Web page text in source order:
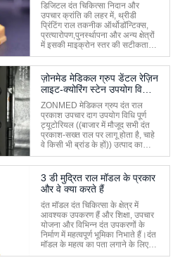
डिजिटल दंत चिकित्सा निदान और
उपचार क्रांति की लहर में, थ्रीडी
प्रिंटिंग राल तकनीक ऑर्थोडॉन्टिक्स,
प्रत्यारोपण,पुनर्स्थापना और अन्य क्षेत्रों
में इसकी माइक्रोन स्तर की सटीकता के
कारण, जैव संगतता और तेजी से
प्रोटोटाइप बनाने की क्षमता।इस लेख में
दंत चिकित्सा 3 डी प्रिंटिंग राल की
प्रक्रिया विशेषताओं और ...
ज़ोनमेड मेडिकल ग्रुप डेंटल रेज़िन
लाइट-क्योरिंग स्टेन उपयोग विधि
पूर्ण ट्यूटोरियल
ZONMED मेडिकल ग्रुप दंत राल
प्रकाश उपचार दाग उपयोग विधि पूर्ण
ट्यूटोरियल ((बाजार में मौजूद सभी दंत
प्रकाश-सख्त राल पर लागू होता है, चाहे
वे किसी भी ब्रांड के हों)) उत्पाद का
परिचय सीसीटीसी मेडिकल ग्रुप लाइट
क्यूरिंग स्टीन एक रंग प्रणाली है जिसे
विशेष रूप से दंत अस्थायी बहाली के लिए
डिज़ाइन किया गया ...
3 डी मुद्रित राल मॉडल के प्रकार
और वे क्या करते हैं
दंत मॉडल दंत चिकित्सा के क्षेत्र में
आवश्यक उपकरण हैं और शिक्षा, उपचार
योजना और विभिन्न दंत उपकरणों के
निर्माण में महत्वपूर्ण भूमिका निभाते हैं।दंत
मॉडल के महत्व का पता लगाने के लिए
हमारे साथ शामिल हों, उनके प्रकार, और